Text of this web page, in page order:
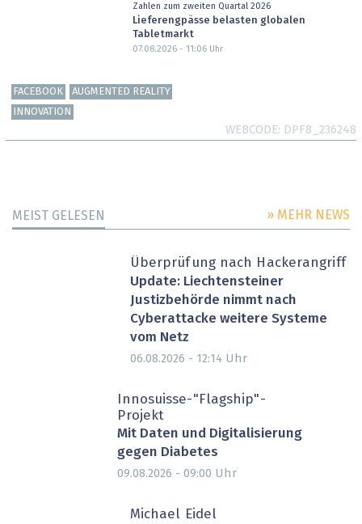
Zahlen zum zweiten Quartal 2026
Lieferengpässe belasten globalen
Tabletmarkt
07.08.2026 - 11:06Uhr
FACEBOOK
AUGMENTED REALITY
INNOVATION
WEBCODE DPF8_236248
MEIST GELESEN » MEHR NEWS
Überprüfung nach Hackerangriff
Update: Liechtensteiner
Justizbehörde nimmt nach
Cyberattacke weitere Systeme
vom Netz
06.08.2026 - 12:14 Uhr
Innosuisse-"Flagship"-
Projekt
Mit Daten und Digitalisierung
gegen Diabetes
09.08.2026 - 09:00 Uhr
Michael Eidel